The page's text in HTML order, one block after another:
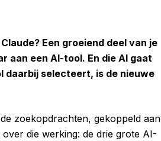
Een groeiend deel van je
aan een AI-tool. En die AI gaat
daarbij selecteert, is de nieuwe
zoekopdrachten, gekoppeld aan
die werking: de drie grote AI-